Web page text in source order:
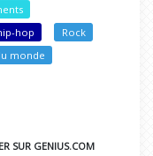
hop
Rock
monde
SUR GENIUS.COM